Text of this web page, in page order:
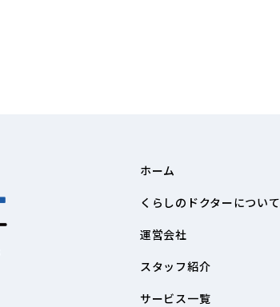
ホーム
くらしのドクターについて
運営会社
スタッフ紹介
サービス一覧